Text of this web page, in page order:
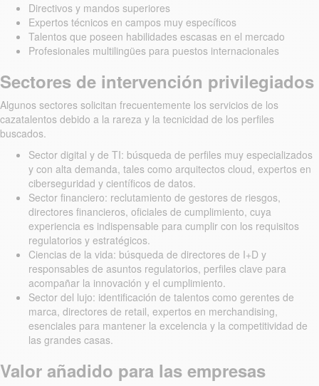
Directivos y mandos superiores
Expertos técnicos en campos muy específicos
Talentos que poseen habilidades escasas en el mercado
Profesionales multilingües para puestos internacionales
Sectores de intervención privilegiados
Algunos sectores solicitan frecuentemente los servicios de los
cazatalentos debido a la rareza y la tecnicidad de los perfiles
buscados.
Sector digital y de TI: búsqueda de perfiles muy especializados
y con alta demanda, tales como arquitectos cloud, expertos en
ciberseguridad y científicos de datos.
Sector financiero: reclutamiento de gestores de riesgos,
directores financieros, oficiales de cumplimiento, cuya
experiencia es indispensable para cumplir con los requisitos
regulatorios y estratégicos.
Ciencias de la vida: búsqueda de directores de I+D y
responsables de asuntos regulatorios, perfiles clave para
acompañar la innovación y el cumplimiento.
Sector del lujo: identificación de talentos como gerentes de
marca, directores de retail, expertos en merchandising,
esenciales para mantener la excelencia y la competitividad de
las grandes casas.
Valor añadido para las empresas